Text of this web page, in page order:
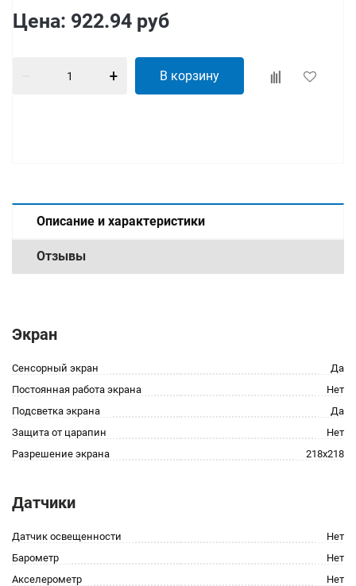
Цена: 922.94 руб
В корзину
Описание и характеристики
Отзывы
Экран
Сенсорный экран
Да
Постоянная работа экрана
Нет
Подсветка экрана
Да
Защита от царапин
Нет
Разрешение экрана
218x218
Датчики
Датчик освещенности
Нет
Барометр
Нет
Акселерометр
Нет